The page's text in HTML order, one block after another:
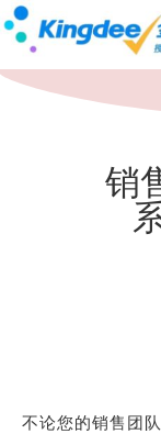
销
不论您的销售团